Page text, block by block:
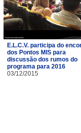
E.L.C.V. participa do
dos Pontos MIS para
discussão dos rumos do
programa para 2016
03/12/2015